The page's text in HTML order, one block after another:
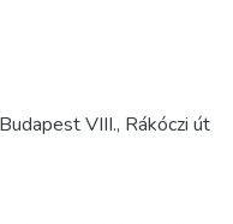
VIII., Rákóczi út